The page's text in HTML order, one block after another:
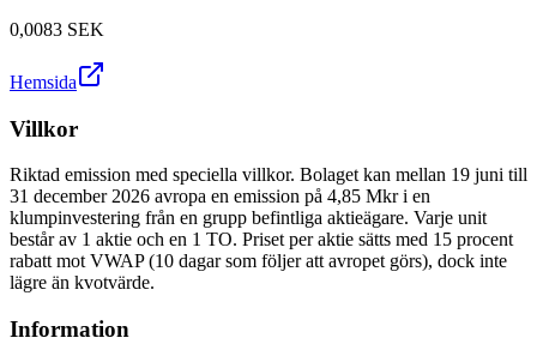
0,0083 SEK
Hemsida
Villkor
Riktad emission med speciella villkor. Bolaget kan mellan 19 juni till
31 december 2026 avropa en emission på 4,85 Mkr i en
klumpinvestering från en grupp befintliga aktieägare. Varje unit
består av 1 aktie och en 1 TO. Priset per aktie sätts med 15 procent
rabatt mot VWAP (10 dagar som följer att avropet görs), dock inte
lägre än kvotvärde.
Information